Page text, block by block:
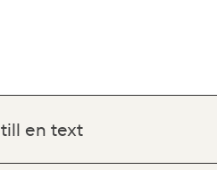
en text